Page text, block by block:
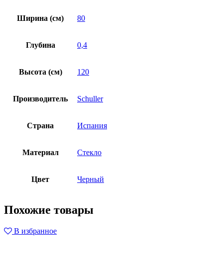
Ширина (см) 80
Глубина 0,4
Высота (см) 120
Производитель Schuller
Страна Испания
Материал Стекло
Цвет Черный
Похожие товары
В избранное